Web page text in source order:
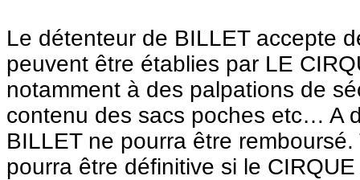
Le détenteur de BILLET accepte
peuvent être établies par LE
notamment à des palpations de
contenu des sacs poches etc… A
BILLET ne pourra être
pourra être définitive si le